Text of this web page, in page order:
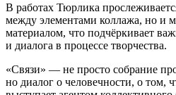
В работах Тюрлика
между элементами коллажа, но и
материалом, что подчёркивает
и диалога в процессе творчества.
«Связи» — не просто собрание
но диалог о человечности, о том,